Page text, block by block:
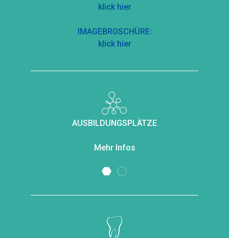
klick hier
IMAGEBROSCHÜRE:
klick hier
AUSBILDUNGSPLÄTZE
Mehr Infos